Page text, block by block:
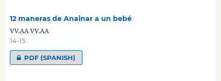
12 maneras de Anainar a un bebé
VV.AA VV.AA
14-15
PDF (SPANISH)